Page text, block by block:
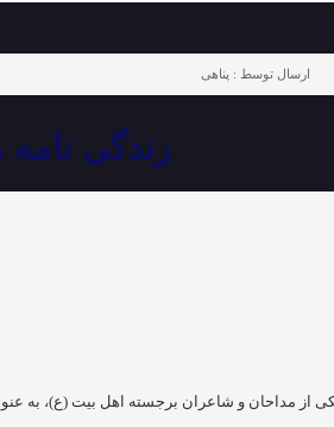
ارسال توسط : پناهی
زندگی
از مداحان و شاعران برجسته اهل بیت (ع)، به